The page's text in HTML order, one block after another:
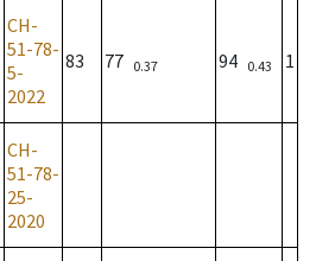
CH-
51-78-
5-
2022
83 77 0.37 94 0.43 1
CH-
51-78-
25-
2020